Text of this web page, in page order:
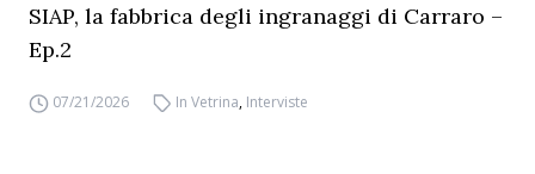
SIAP, la fabbrica degli ingranaggi di Carraro –
Ep.2
07/21/2026 In Vetrina, Interviste